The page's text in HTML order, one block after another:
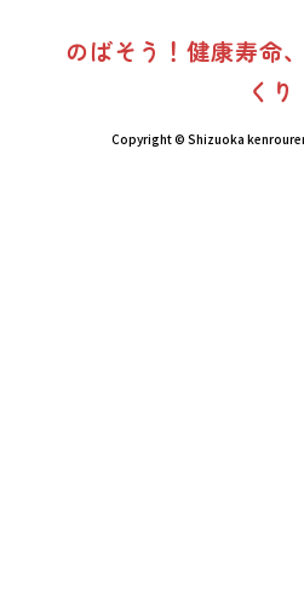
のばそう！健康寿命
くり
Copyright © Shizuoka